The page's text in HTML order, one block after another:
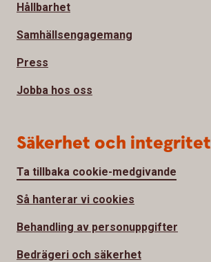
Hållbarhet
Samhällsengagemang
Press
Jobba hos oss
Säkerhet och integritet
Ta tillbaka cookie-medgivande
Så hanterar vi cookies
Behandling av personuppgifter
Bedrägeri och säkerhet